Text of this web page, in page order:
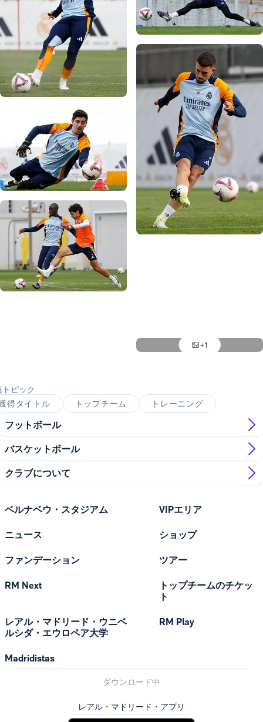
+1
トピック
得タイトル
トップチーム トレーニング
フットボール
バスケットボール
クラブについて
ベルナベウ・スタジアム
ニュース
ファンデーション
RM Next
レアル・マドリード・ウニベ
ルシダ・エウロペア大学
Madridistas
VIPエリア
ショップ
ツアー
トップチームのチケッ
ト
RM Play
ダウンロード中
レアル・マドリード・アプリ